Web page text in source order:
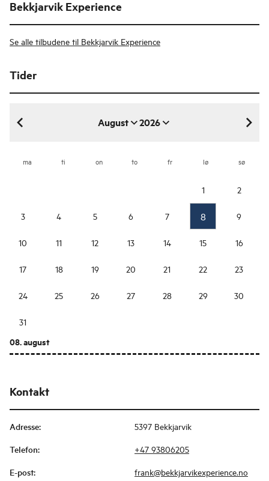
Bekkjarvik Experience
Se alle tilbudene til Bekkjarvik Experience
Tider
August 2026
august 2026
ma ti on to fr lø sø
1 2
3 4 5 6 7 8 9
10 11 12 13 14 15 16
17 18 19 20 21 22 23
24 25 26 27 28 29 30
31
08. august
Kontakt
Adresse: 5397 Bekkjarvik
Telefon: +47 93806205
E-post: frank@bekkjarvikexperience.no